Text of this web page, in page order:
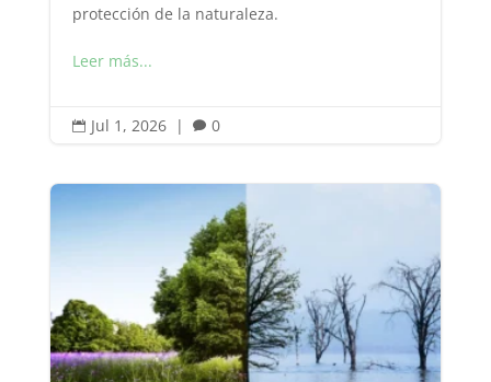
protección de la naturaleza.
Leer más...
 Jul 1, 2026 |  0